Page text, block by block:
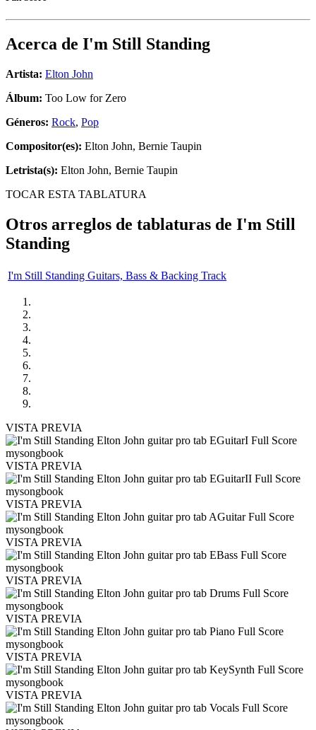
Acerca de I'm Still Standing
Artista: Elton John
Álbum: Too Low for Zero
Géneros: Rock, Pop
Compositor(es): Elton John, Bernie Taupin
Letrista(s): Elton John, Bernie Taupin
TOCAR ESTA TABLATURA
Otros arreglos de tablaturas de I'm Still
Standing
I'm Still Standing Guitars, Bass & Backing Track
VISTA PREVIA
VISTA PREVIA
VISTA PREVIA
VISTA PREVIA
VISTA PREVIA
VISTA PREVIA
VISTA PREVIA
VISTA PREVIA